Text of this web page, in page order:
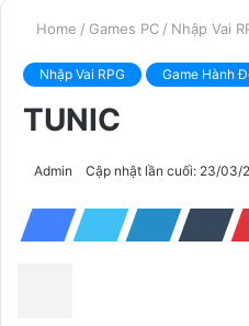
Home / Games PC / Nhập Vai
Nhập Vai RPG Game Hành
TUNIC
Admin Cập nhật lần cuối: 23/03/